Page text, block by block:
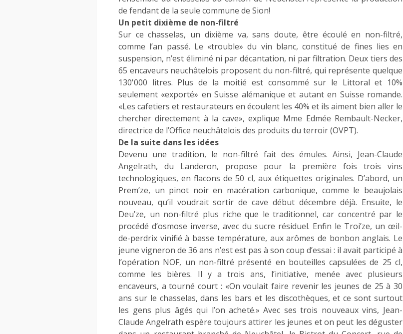
de fendant de la seule commune de Sion!
Un petit dixième de non-filtré
Sur ce chasselas, un dixième va, sans doute, être écoulé en non-filtré,
comme l’an passé. Le «trouble» du vin blanc, constitué de fines lies en
suspension, n’est éliminé ni par décantation, ni par filtration. Deux tiers des
65 encaveurs neuchâtelois proposent du non-filtré, qui représente quelque
130'000 litres. Plus de la moitié est consommé sur le Littoral et 10%
seulement «exporté» en Suisse alémanique et autant en Suisse romande.
«Les cafetiers et restaurateurs en écoulent les 40% et ils aiment bien aller le
chercher directement à la cave», explique Mme Edmée Rembault-Necker,
directrice de l’Office neuchâtelois des produits du terroir (OVPT).
De la suite dans les idées
Devenu une tradition, le non-filtré fait des émules. Ainsi, Jean-Claude
Angelrath, du Landeron, propose pour la première fois trois vins
technologiques, en flacons de 50 cl, aux étiquettes originales. D’abord, un
Prem’ze, un pinot noir en macération carbonique, comme le beaujolais
nouveau, qu’il voudrait sortir de cave début décembre déjà. Ensuite, le
Deu’ze, un non-filtré plus riche que le traditionnel, car concentré par le
procédé d’osmose inverse, avec du sucre résiduel. Enfin le Troi’ze, un œil-
de-perdrix vinifié à basse température, aux arômes de bonbon anglais. Le
jeune vigneron de 36 ans n’est est pas à son coup d’essai : il avait participé à
l’opération NOF, un non-filtré présenté en bouteilles capsulées de 25 cl,
comme les bières. Il y a trois ans, l’initiative, menée avec plusieurs
encaveurs, a tourné court : «On voulait faire revenir les jeunes de 25 à 30
ans sur le chasselas, dans les bars et les discothèques, et ce sont surtout
les gens plus âgés qui l’on acheté.» Avec ses trois nouveaux vins, Jean-
Claude Angelrath espère toujours attirer les jeunes et on peut les déguster